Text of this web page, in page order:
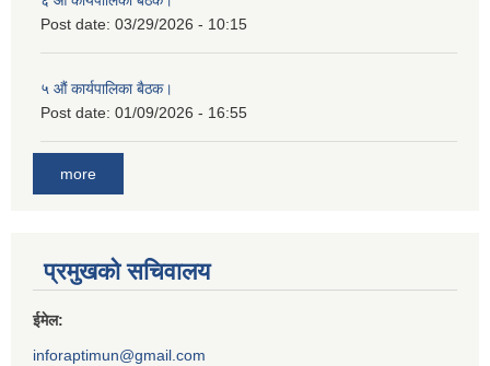
Post date: 03/29/2026 - 10:15
५ औं कार्यपालिका बैठक।
Post date: 01/09/2026 - 16:55
more
प्रमुखको सचिवालय
ईमेल:
inforaptimun@gmail.com